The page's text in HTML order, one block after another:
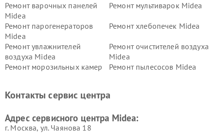
Ремонт варочных панелей
Midea
Ремонт мультиварок Midea
Ремонт парогенераторов
Midea
Ремонт хлебопечек Midea
Ремонт увлажнителей
воздуха Midea
Ремонт очистителей воздуха
Midea
Ремонт морозильных камер
Ремонт пылесосов Midea
пылесосов Midea
Midea
Контакты сервис центра
Адрес сервисного центра Midea:
г. Москва, ул. Чаянова 18